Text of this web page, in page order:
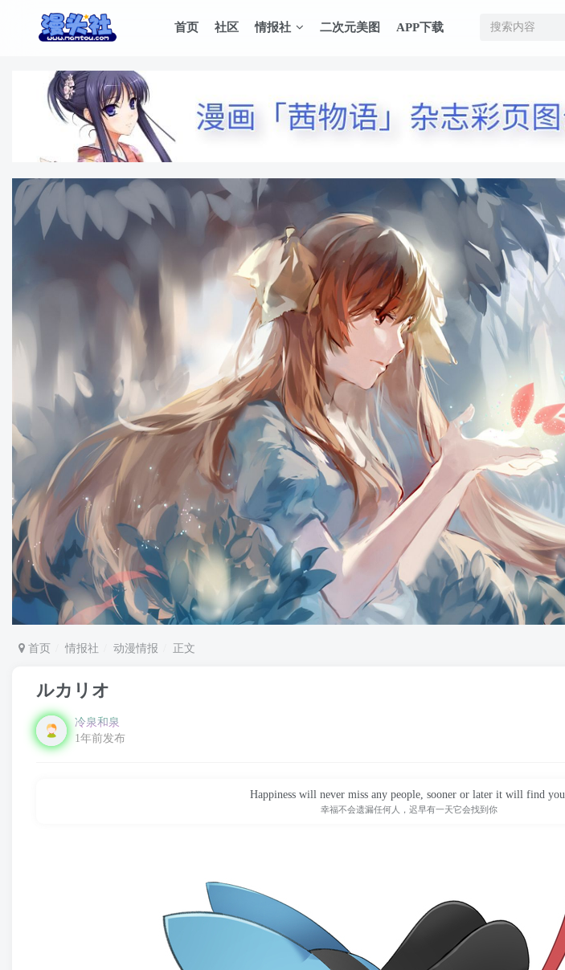
首页 社区 情报社 二次元美图 APP下载
首页 情报社 动漫情报 正文
ルカリオ
冷泉和泉
1年前发布
Happiness will never miss any people, sooner or later it will find you.
幸福不会遗漏任何人，迟早有一天它会找到你